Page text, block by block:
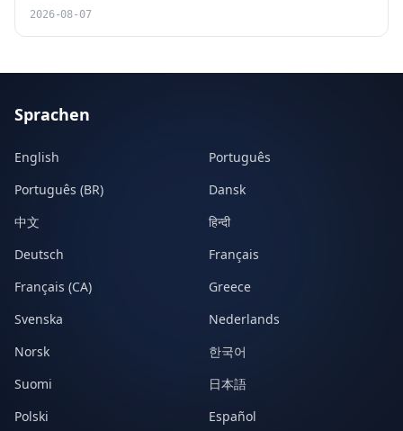
2026-08-07
Sprachen
English
Português
Português (BR)
Dansk
中文
हिन्दी
Deutsch
Français
Français (CA)
Greece
Svenska
Nederlands
Norsk
한국어
Suomi
日本語
Polski
Español